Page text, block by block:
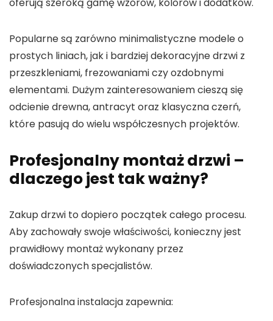
oferują szeroką gamę wzorów, kolorów i dodatków.
Popularne są zarówno minimalistyczne modele o
prostych liniach, jak i bardziej dekoracyjne drzwi z
przeszkleniami, frezowaniami czy ozdobnymi
elementami. Dużym zainteresowaniem cieszą się
odcienie drewna, antracyt oraz klasyczna czerń,
które pasują do wielu współczesnych projektów.
Profesjonalny montaż drzwi –
dlaczego jest tak ważny?
Zakup drzwi to dopiero początek całego procesu.
Aby zachowały swoje właściwości, konieczny jest
prawidłowy montaż wykonany przez
doświadczonych specjalistów.
Profesjonalna instalacja zapewnia: